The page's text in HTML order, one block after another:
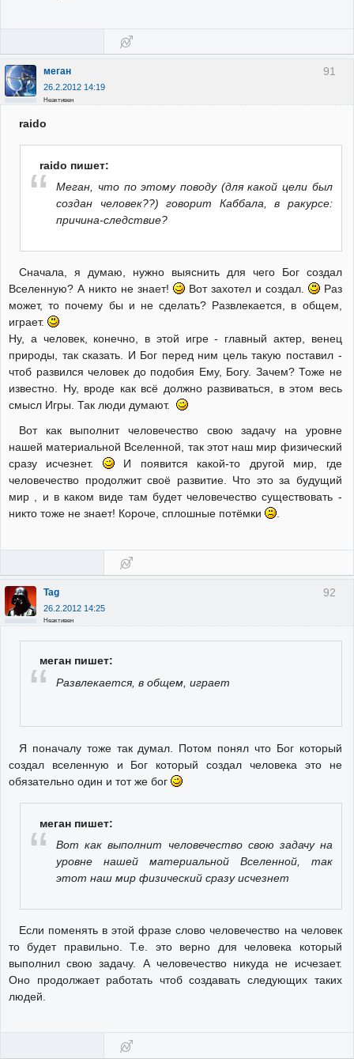
91
меган
26.2.2012 14:19
Неактивен
raido
raido пишет:
Меган, что по этому поводу (для какой цели был
создан человек??) говорит Каббала, в ракурсе:
причина-следствие?
Сначала, я думаю, нужно выяснить для чего Бог создал
Вселенную? А никто не знает!
Вот захотел и создал.
Раз
может, то почему бы и не сделать? Развлекается, в общем,
играет.
Ну, а человек, конечно, в этой игре - главный актер, венец
природы, так сказать. И Бог перед ним цель такую поставил -
чтоб развился человек до подобия Ему, Богу. Зачем? Тоже не
известно. Ну, вроде как всё должно развиваться, в этом весь
смысл Игры. Так люди думают.
Вот как выполнит человечество свою задачу на уровне
нашей материальной Вселенной, так этот наш мир физический
сразу исчезнет.
И появится какой-то другой мир, где
человечество продолжит своё развитие. Что это за будущий
мир , и в каком виде там будет человечество существовать -
никто тоже не знает! Короче, сплошные потёмки
92
Tag
26.2.2012 14:25
Неактивен
меган пишет:
Развлекается, в общем, играет
Я поначалу тоже так думал. Потом понял что Бог который
создал вселенную и Бог который создал человека это не
обязательно один и тот же бог
меган пишет:
Вот как выполнит человечество свою задачу на
уровне нашей материальной Вселенной, так
этот наш мир физический сразу исчезнет
Если поменять в этой фразе слово человечество на человек
то будет правильно. Т.е. это верно для человека который
выполнил свою задачу. А человечество никуда не исчезает.
Оно продолжает работать чтоб создавать следующих таких
людей.